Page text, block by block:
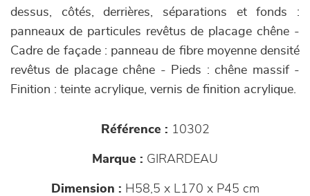
dessus, côtés, derrières, séparations et fonds :
panneaux de particules revêtus de placage chêne -
Cadre de façade : panneau de fibre moyenne densité
revêtus de placage chêne - Pieds : chêne massif -
Finition : teinte acrylique, vernis de finition acrylique.
Référence : 10302
Marque : GIRARDEAU
Dimension : H58,5 x L170 x P45 cm